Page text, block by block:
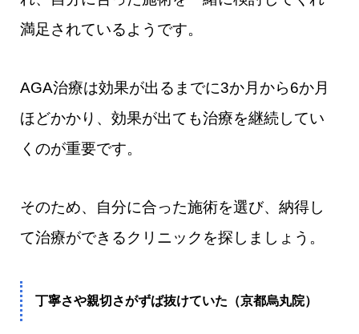
満足されているようです。
AGA治療は効果が出るまでに3か月から6か月
ほどかかり、効果が出ても治療を継続してい
くのが重要です。
そのため、自分に合った施術を選び、納得し
て治療ができるクリニックを探しましょう。
丁寧さや親切さがずば抜けていた（京都烏丸院）